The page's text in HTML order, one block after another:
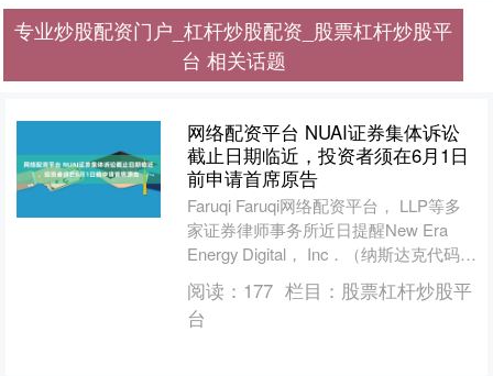
专业炒股配资门户_杠杆炒股配资_股票杠杆炒股平
台 相关话题
网络配资平台 NUAI证券集体诉讼
截止日期临近，投资者须在6月1日
前申请首席原告
Faruqi Faruqi网络配资平台， LLP等多
家证券律师事务所近日提醒New Era
Energy Digital， Inc．（纳斯达克代码：
NUAI）的....
阅读： 177 栏目： 股票杠杆炒股平
台